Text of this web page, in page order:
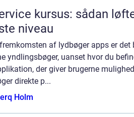
kursus: sådan
niveau
af lydbøger apps er
yndlingsbøger, uanset hvor du
der giver brugerne
direkte p...
Holm